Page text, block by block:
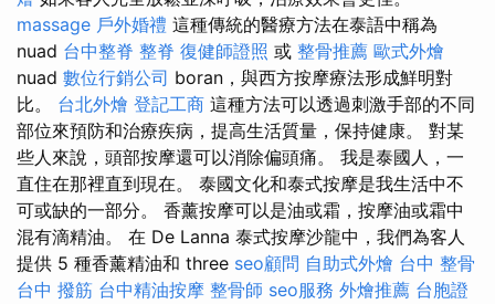
massage 戶外婚禮 這種傳統的醫療方法在泰語中稱為
nuad 台中整脊 整脊 復健師證照 或 整骨推薦 歐式外燴
nuad 數位行銷公司 boran，與西方按摩療法形成鮮明對
比。 台北外燴 登記工商 這種方法可以透過刺激手部的不同
部位來預防和治療疾病，提高生活質量，保持健康。 對某
些人來說，頭部按摩還可以消除偏頭痛。 我是泰國人，一
直住在那裡直到現在。 泰國文化和泰式按摩是我生活中不
可或缺的一部分。 香薰按摩可以是油或霜，按摩油或霜中
混有滴精油。 在 De Lanna 泰式按摩沙龍中，我們為客人
提供 5 種香薰精油和 three seo顧問 自助式外燴 台中 整骨
台中 撥筋 台中精油按摩 整骨師 seo服務 外燴推薦 台胞證